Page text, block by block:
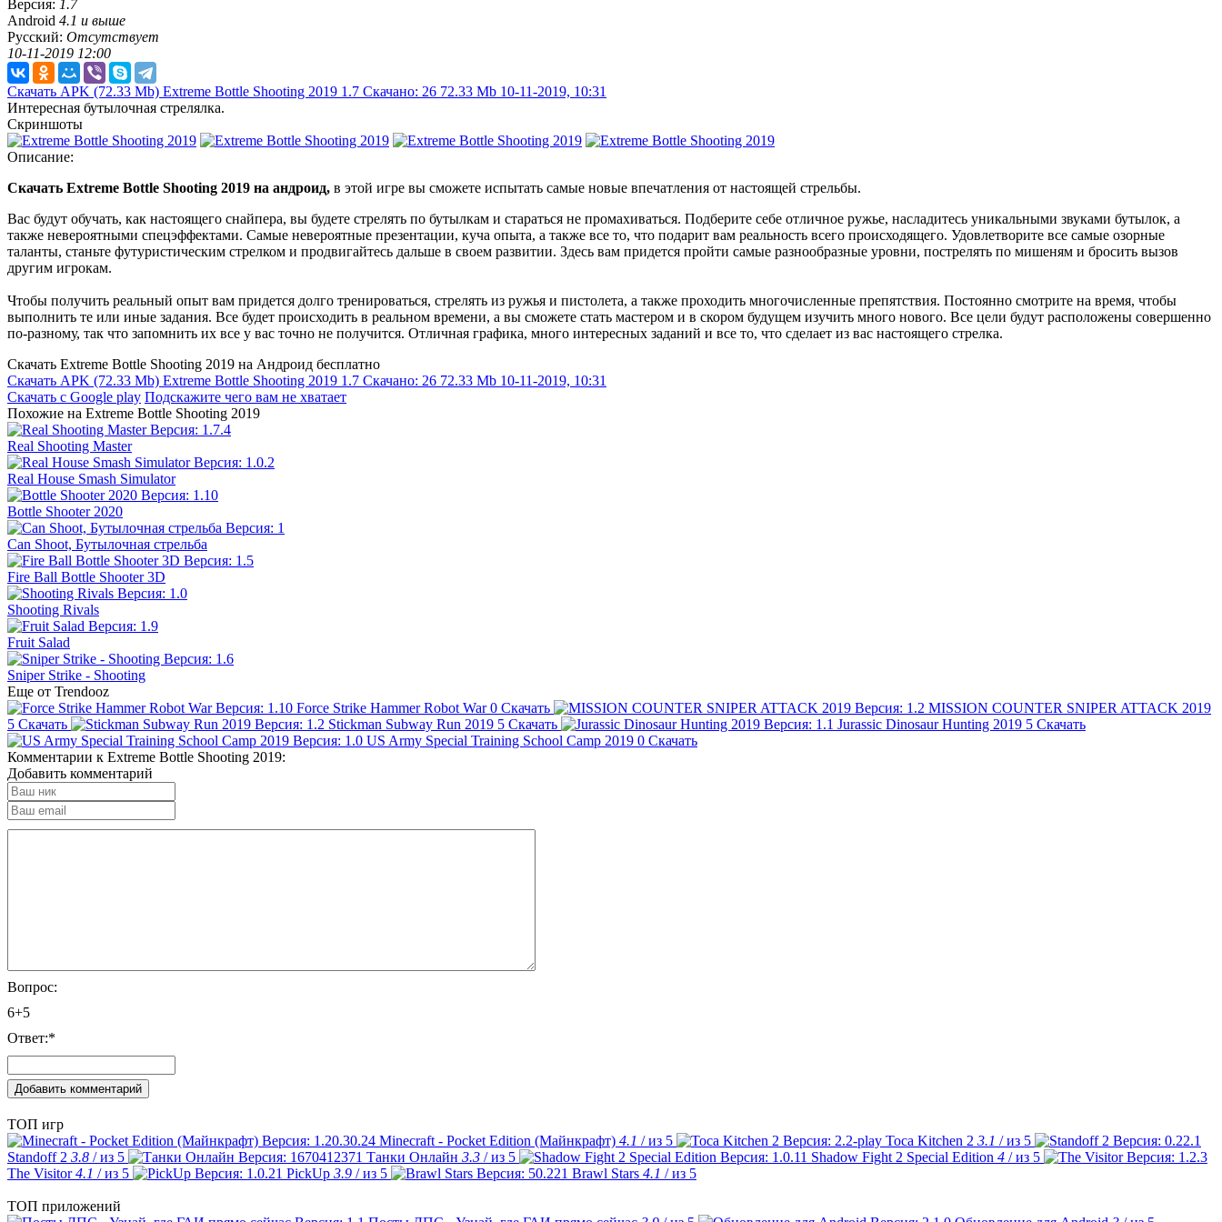
Версия: 1.7
Android 4.1 и выше
Русский: Отсутствует
10-11-2019 12:00
Скачать APK (72.33 Mb) Extreme Bottle Shooting 2019 1.7 Скачано: 26 72.33 Mb 10-11-2019, 10:31
Интересная бутылочная стрелялка.
Скриншоты
Описание:
Скачать Extreme Bottle Shooting 2019 на андроид, в этой игре вы сможете испытать самые новые впечатления от настоящей стрельбы.
Вас будут обучать, как настоящего снайпера, вы будете стрелять по бутылкам и стараться не промахиваться. Подберите себе отличное ружье, насладитесь уникальными звуками бутылок, а
также невероятными спецэффектами. Самые невероятные презентации, куча опыта, а также все то, что подарит вам реальность всего происходящего. Удовлетворите все самые озорные
таланты, станьте футуристическим стрелком и продвигайтесь дальше в своем развитии. Здесь вам придется пройти самые разнообразные уровни, пострелять по мишеням и бросить вызов
другим игрокам.
Чтобы получить реальный опыт вам придется долго тренироваться, стрелять из ружья и пистолета, а также проходить многочисленные препятствия. Постоянно смотрите на время, чтобы
выполнить те или иные задания. Все будет происходить в реальном времени, а вы сможете стать мастером и в скором будущем изучить много нового. Все цели будут расположены совершенно
по-разному, так что запомнить их все у вас точно не получится. Отличная графика, много интересных заданий и все то, что сделает из вас настоящего стрелка.
Скачать Extreme Bottle Shooting 2019 на Андроид бесплатно
Скачать APK (72.33 Mb) Extreme Bottle Shooting 2019 1.7 Скачано: 26 72.33 Mb 10-11-2019, 10:31
Скачать с Google play Подскажите чего вам не хватает
Похожие на Extreme Bottle Shooting 2019
Real Shooting Master
Real House Smash Simulator
Bottle Shooter 2020
Can Shoot, Бутылочная стрельба
Fire Ball Bottle Shooter 3D
Shooting Rivals
Fruit Salad
Sniper Strike - Shooting
Еще от Trendooz
Force Strike Hammer Robot War 0 Скачать
MISSION COUNTER SNIPER ATTACK 2019
5 Скачать Stickman Subway Run 2019 5 Скачать Jurassic Dinosaur Hunting 2019 5 Скачать
US Army Special Training School Camp 2019 0 Скачать
Комментарии к Extreme Bottle Shooting 2019:
Добавить комментарий
Вопрос:
6+5
Ответ:*
ТОП игр
Minecraft - Pocket Edition (Майнкрафт) 4.1 / из 5 Toca Kitchen 2 3.1 / из 5
Standoff 2 3.8 / из 5 Танки Онлайн 3.3 / из 5 Shadow Fight 2 Special Edition 4 / из 5
The Visitor4.1 / из 5 PickUp 3.9 / из 5 Brawl Stars 4.1 / из 5
ТОП приложений